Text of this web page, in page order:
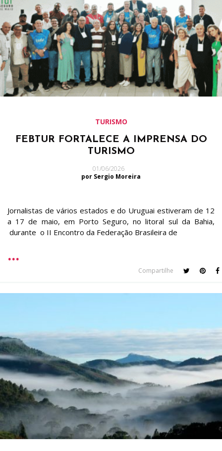
TURISMO
FEBTUR FORTALECE A IMPRENSA DO
TURISMO
01/06/2026
por Sergio Moreira
Jornalistas de vários estados e do Uruguai estiveram de 12
a 17 de maio, em Porto Seguro, no litoral sul da Bahia,
durante o II Encontro da Federação Brasileira de
Compartilhe